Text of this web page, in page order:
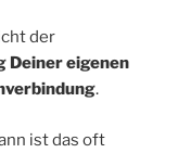
der
Deiner eigenen
.
ist das oft